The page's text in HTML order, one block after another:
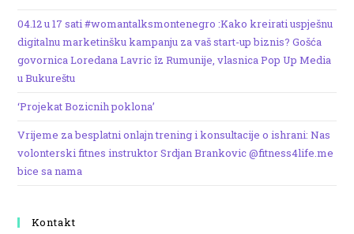
04.12 u 17 sati #womantalksmontenegro :Kako kreirati uspješnu
digitalnu marketinšku kampanju za vaš start-up biznis? Gošća
govornica Loredana Lavric îz Rumunije, vlasnica Pop Up Media
u Bukureštu
‘Projekat Bozicnih poklona’
Vrijeme za besplatni onlajn trening i konsultacije o ishrani: Nas
volonterski fitnes instruktor Srdjan Brankovic @fitness4life.me
bice sa nama
Kontakt